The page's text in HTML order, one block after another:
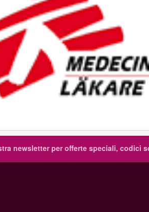
newsletter per offerte speciali, codici